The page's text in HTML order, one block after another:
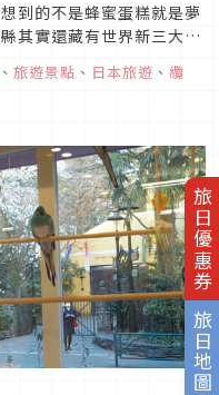
旅日優惠券
旅日地圖
到的不是蜂蜜蛋糕就是夢
其實還藏有世界新三大夜
香港、函館、那不勒
摩洛哥。當然，長崎稻
喔！長崎稻佐山夜景的魅
、 旅遊景點 、 日本旅遊 、 纜